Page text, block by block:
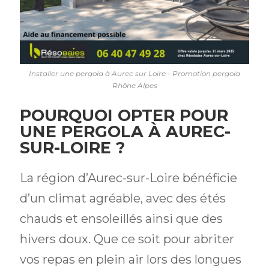
Installer une pergola à Aurec sur Loire - Promotion pergola
Rhône Alpes
POURQUOI OPTER POUR
UNE PERGOLA À AUREC-
SUR-LOIRE ?
La région d’Aurec-sur-Loire bénéficie
d’un climat agréable, avec des étés
chauds et ensoleillés ainsi que des
hivers doux. Que ce soit pour abriter
vos repas en plein air lors des longues